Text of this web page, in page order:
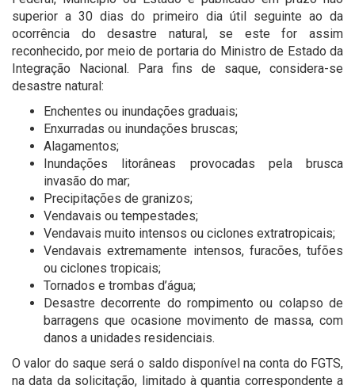
superior a 30 dias do primeiro dia útil seguinte ao da
ocorrência do desastre natural, se este for assim
reconhecido, por meio de portaria do Ministro de Estado da
Integração Nacional. Para fins de saque, considera-se
desastre natural:
Enchentes ou inundações graduais;
Enxurradas ou inundações bruscas;
Alagamentos;
Inundações litorâneas provocadas pela brusca
invasão do mar;
Precipitações de granizos;
Vendavais ou tempestades;
Vendavais muito intensos ou ciclones extratropicais;
Vendavais extremamente intensos, furacões, tufões
ou ciclones tropicais;
Tornados e trombas d’água;
Desastre decorrente do rompimento ou colapso de
barragens que ocasione movimento de massa, com
danos a unidades residenciais.
O valor do saque será o saldo disponível na conta do FGTS,
na data da solicitação, limitado à quantia correspondente a